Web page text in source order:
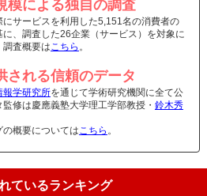
模による独自の調査
にサービスを利用した5,151名の消費者の
、調査した26企業（サービス）を対象に
調査概要はこちら 。
される信頼のデータ
報学研究所を通じて学術研究機関に全て公
修は慶應義塾大学理工学部教授・ 鈴木秀
概要についてはこちら 。
ているランキング